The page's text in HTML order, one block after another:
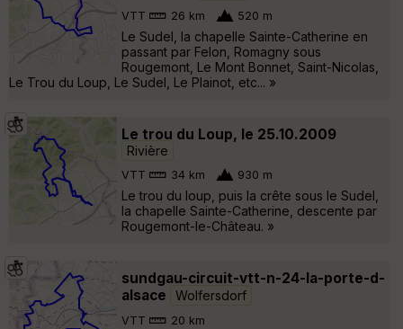
VTT 26 km 520 m
Le Sudel, la chapelle Sainte-Catherine en
passant par Felon, Romagny sous
Rougemont, Le Mont Bonnet, Saint-Nicolas,
Le Trou du Loup, Le Sudel, Le Plainot, etc... »
Le trou du Loup, le 25.10.2009
Rivière
VTT 34 km 930 m
Le trou du loup, puis la crête sous le Sudel,
la chapelle Sainte-Catherine, descente par
Rougemont-le-Château. »
sundgau-circuit-vtt-n-24-la-porte-d-
alsace
Wolfersdorf
VTT 20 km